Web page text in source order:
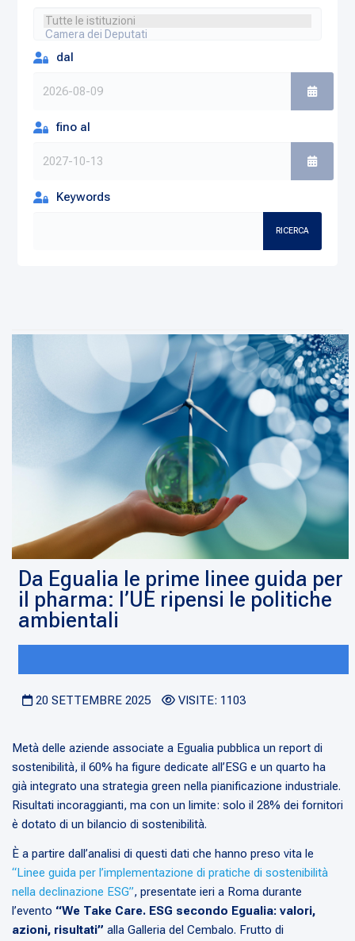
dal
fino al
Keywords
RICERCA
Da Egualia le prime linee guida per
il pharma: l’UE ripensi le politiche
ambientali
20 SETTEMBRE 2025 VISITE: 1103
Metà delle aziende associate a Egualia pubblica un report di
sostenibilità, il 60% ha figure dedicate all’ESG e un quarto ha
già integrato una strategia green nella pianificazione industriale.
Risultati incoraggianti, ma con un limite: solo il 28% dei fornitori
è dotato di un bilancio di sostenibilità.
È a partire dall’analisi di questi dati che hanno preso vita le
“Linee guida per l’implementazione di pratiche di sostenibilità
nella declinazione ESG”, presentate ieri a Roma durante
l’evento “We Take Care. ESG secondo Egualia: valori,
azioni, risultati” alla Galleria del Cembalo. Frutto di